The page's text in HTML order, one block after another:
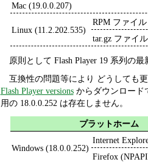
Mac (19.0.0.207)
Linux (11.2.202.535)
RPM ファイル
tar.gz ファイル
原則として Flash Player 19 系列の
互換性の問題等により どうしても
Flash Player versionsからダウンロード
用の 18.0.0.252 は存在しません。
プラットホーム
Windows (18.0.0.252)
Internet
Firefox